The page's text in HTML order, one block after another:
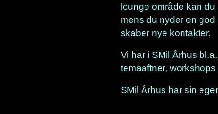
lounge område kan
mens du nyder en
skaber nye kontakter.
Vi har i SMil Århus
temaaftner, workshops
SMil Århus har sin